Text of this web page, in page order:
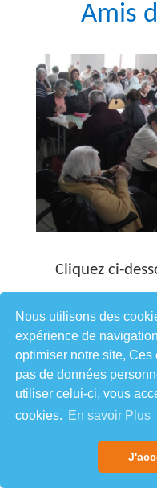
Nous utilisons des
expérience de
optimiser notre site,
pas de données
utiliser celui-ci, vous
cookies. En savoir Plus
Amis
Cliquez ci-